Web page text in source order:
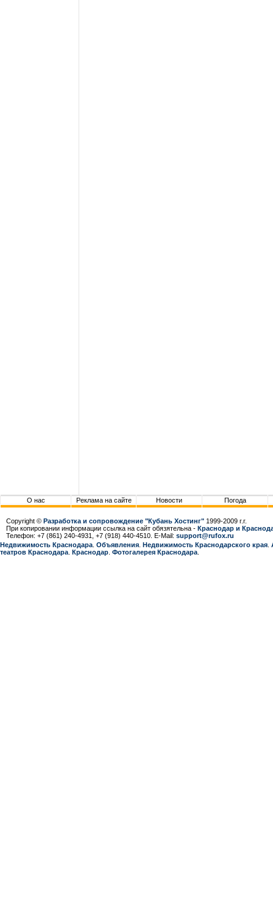
О нас Реклама на сайте Новости Погода
Copyright © Разработка и сопровождение "Кубань Хостинг" 1999-2009 г.г.
При копировании информации ссылка на сайт обязятельна - Краснодар и
Телефон: +7 (861) 240-4931, +7 (918) 440-4510. E-Mail: support@rufox.ru
Недвижимость Краснодара Объявления Недвижимость Краснодарcкого края
театров Краснодара Краснодар Фотогалерея Краснодара